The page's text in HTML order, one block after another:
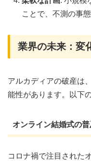
ことで、不測の事
業界の未来：変
アルカディアの破産は
能性があります。以下
オンライン結婚式の普
コロナ禍で注目された